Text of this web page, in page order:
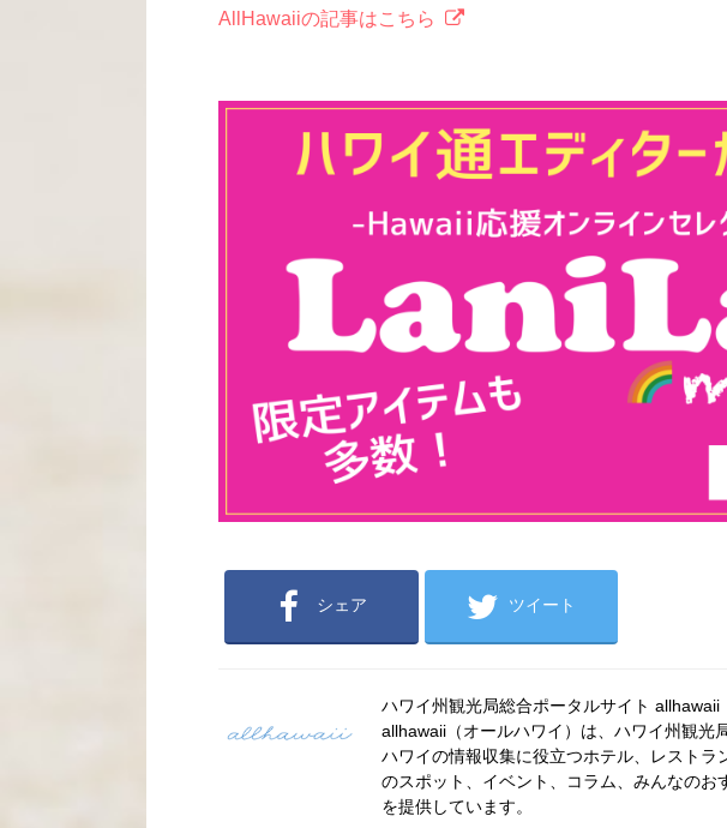
AllHawaiiの記事はこちら
シェア ツイート
ハワイ州観光局総合ポータルサイト allhawaii
allhawaii（オールハワイ）は、ハワイ州観光
ハワイの情報収集に役立つホテル、レスト
のスポット、イベント、コラム、みんなのお
を提供しています。